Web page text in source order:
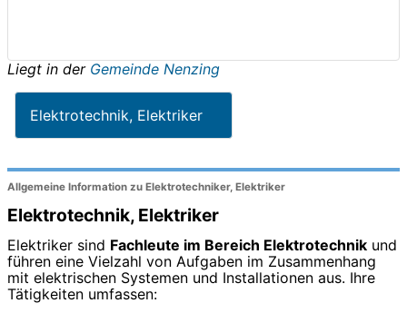
Liegt in der Gemeinde Nenzing
Elektrotechnik, Elektriker
Allgemeine Information zu Elektrotechniker, Elektriker
Elektrotechnik, Elektriker
Elektriker sind Fachleute im Bereich Elektrotechnik und
führen eine Vielzahl von Aufgaben im Zusammenhang
mit elektrischen Systemen und Installationen aus. Ihre
Tätigkeiten umfassen: